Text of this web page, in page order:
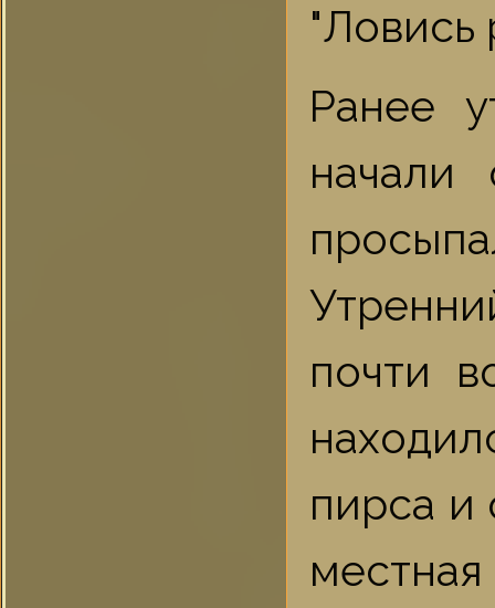
"Ловись
Ранее
начали
почти
пирса и